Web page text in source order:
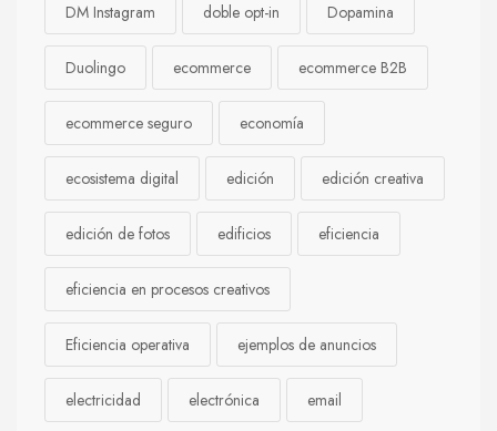
DM Instagram doble opt-in Dopamina
Duolingo ecommerce ecommerce B2B
ecommerce seguro economía
ecosistema digital edición edición creativa
edición de fotos edificios eficiencia
eficiencia en procesos creativos
Eficiencia operativa ejemplos de anuncios
electricidad electrónica email